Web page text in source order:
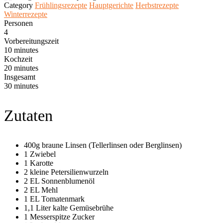
Category Frühlingsrezepte Hauptgerichte Herbstrezepte
Winterrezepte
Personen
4
Vorbereitungszeit
10 minutes
Kochzeit
20 minutes
Insgesamt
30 minutes
Zutaten
400g braune Linsen (Tellerlinsen oder Berglinsen)
1 Zwiebel
1 Karotte
2 kleine Petersilienwurzeln
2 EL Sonnenblumenöl
2 EL Mehl
1 EL Tomatenmark
1,1 Liter kalte Gemüsebrühe
1 Messerspitze Zucker